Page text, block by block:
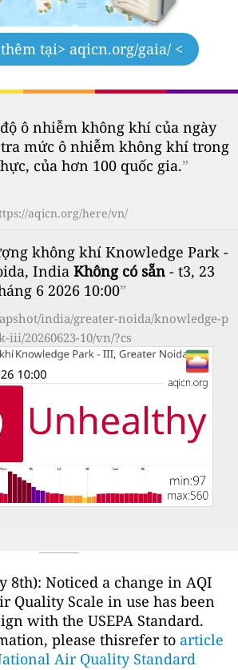
tại> aqicn.org/gaia/ <
ô nhiễm không khí của ngày
mức ô nhiễm không khí trong
của hơn 100 quốc gia.”
aqicn.org/here/vn/
không khí Knowledge Park -
India Không có sẵn - t3, 23
6 2026 10:00”
india/greater-noida/knowledge-p
iii/20260623-10/vn/?cs
8th): Noticed a change in AQI
Quality Scale in use has been
with the USEPA Standard.
please thisrefer to article
Air Quality Standard